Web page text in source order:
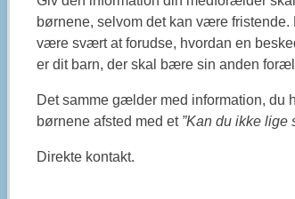
børnene, selvom det kan være
være svært at forudse, hvordan en
er dit barn, der skal bære sin anden
Det samme gælder med information, du
børnene afsted med et”Kan du ikke lige
Direkte kontakt.